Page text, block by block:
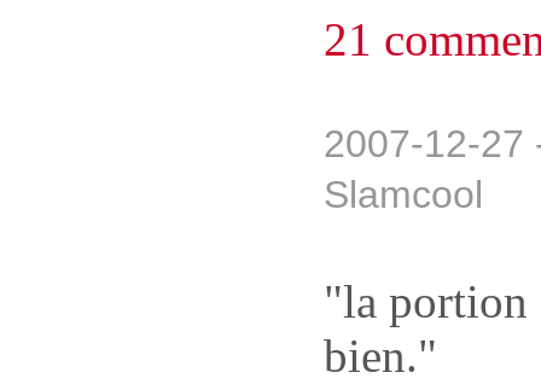
21
2007-12-27
Slamcool
"la portion
bien."